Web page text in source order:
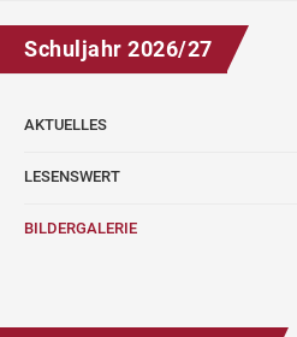
Schuljahr 2026/27
AKTUELLES
LESENSWERT
BILDERGALERIE